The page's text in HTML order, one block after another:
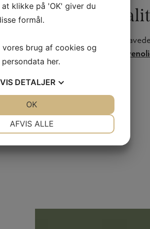
& andre
spændende charcuteri,
aflækre italienske vine
at klikke på 'OK' giver du
formål.
brug af cookies og
her.
VIS DETALJER
AFVIS ALLE
OK